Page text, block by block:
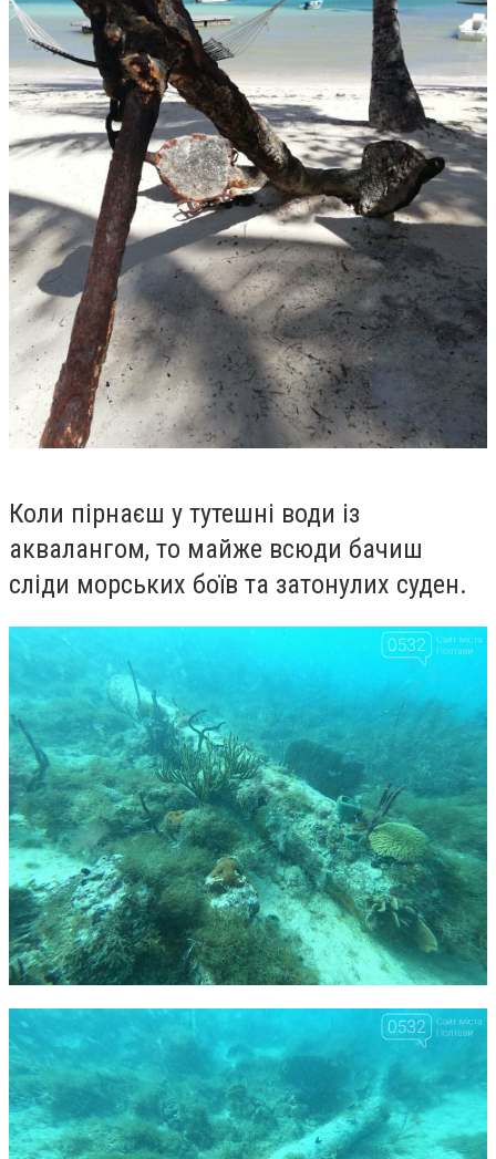
Коли пірнаєш у тутешні води із
аквалангом, то майже всюди бачиш
сліди морських боїв та затонулих суден.